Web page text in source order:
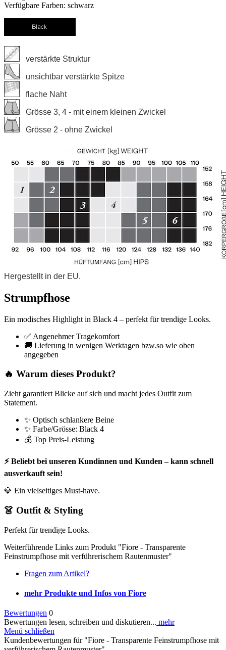
Verfügbare Farben: schwarz
verstärkte Struktur
unsichtbar verstärkte Spitze
flache Naht
Grösse 3, 4 - mit einem kleinen Zwickel
Grösse 2 - ohne Zwickel
Hergestellt in der EU.
Strumpfhose
Ein modisches Highlight in Black 4 – perfekt für trendige Looks.
✅ Angenehmer Tragekomfort
🚚 Lieferung in wenigen Werktagen bzw.so wie oben
angegeben
🔥 Warum dieses Produkt?
Zieht garantiert Blicke auf sich und macht jedes Outfit zum
Statement.
✨ Optisch schlankere Beine
✨ Farbe/Grösse: Black 4
💰 Top Preis-Leistung
⚡ Beliebt bei unseren Kundinnen und Kunden – kann schnell
ausverkauft sein!
💎 Ein vielseitiges Must-have.
👗 Outfit & Styling
Perfekt für trendige Looks.
Weiterführende Links zum Produkt "Fiore - Transparente
Feinstrumpfhose mit verführerischem Rautenmuster"
Fragen zum Artikel?
mehr Produkte und Infos von Fiore
Bewertungen 0
Bewertungen lesen, schreiben und diskutieren... mehr
Menü schließen
Kundenbewertungen für "Fiore - Transparente Feinstrumpfhose mit